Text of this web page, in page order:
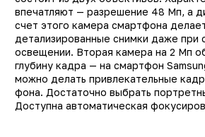
впечатляют — разрешение 48 Мп, а
счет этого камера смартфона
детализированные снимки даже при
освещении. Вторая камера на 2 Мп
глубину кадра — на смартфон
можно делать привлекательные
фона. Достаточно выбрать
Доступна автоматическая
память
память
ядер
фотокамера